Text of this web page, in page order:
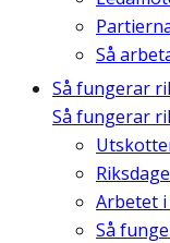
Så
Så fungerar
Så fungerar
Arbetet
Så